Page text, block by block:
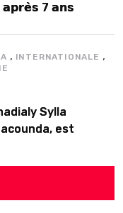
𝗮𝗽𝗿𝗲̀𝘀 7 𝗮𝗻𝘀
, INTERNATIONALE ,
Sylla
est